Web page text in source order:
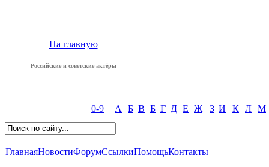
На главную
Российские и советские актёры
0-9 А Б В Б Г Д Е Ж З И К Л М
ГлавнаяНовостиФорумСсылкиПомощьКонтакты